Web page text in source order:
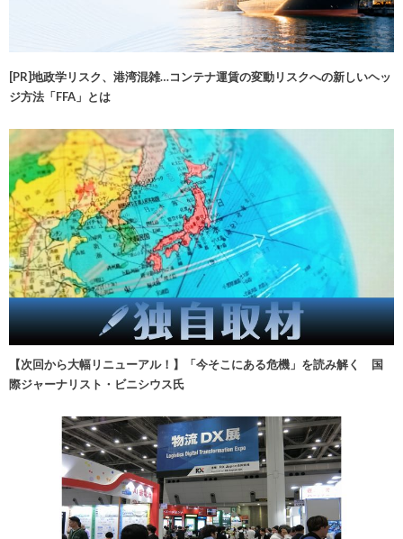
[PR]地政学リスク、港湾混雑…コンテナ運賃の変動リスクへの新しいヘッ
ジ方法「FFA」とは
【次回から大幅リニューアル！】「今そこにある危機」を読み解く 国
際ジャーナリスト・ビニシウス氏